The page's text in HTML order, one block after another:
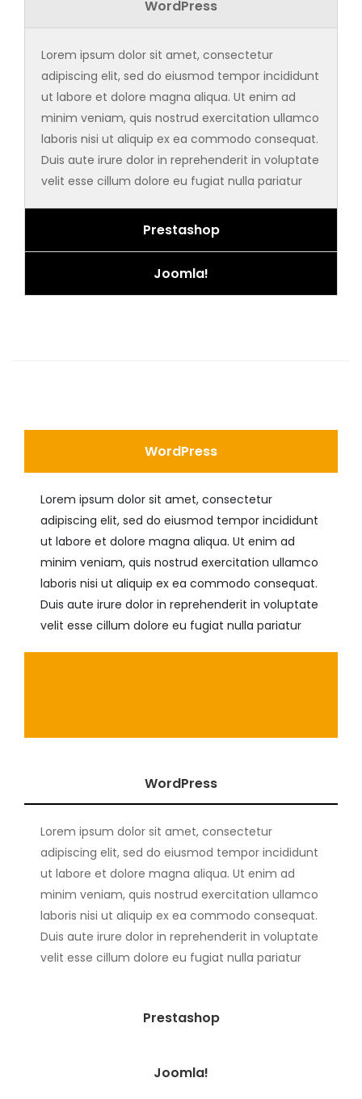
WordPress
Lorem ipsum dolor sit amet, consectetur
adipiscing elit, sed do eiusmod tempor incididunt
ut labore et dolore magna aliqua. Ut enim ad
minim veniam, quis nostrud exercitation ullamco
laboris nisi ut aliquip ex ea commodo consequat.
Duis aute irure dolor in reprehenderit in voluptate
velit esse cillum dolore eu fugiat nulla pariatur
Prestashop
Joomla!
WordPress
Lorem ipsum dolor sit amet, consectetur
adipiscing elit, sed do eiusmod tempor incididunt
ut labore et dolore magna aliqua. Ut enim ad
minim veniam, quis nostrud exercitation ullamco
laboris nisi ut aliquip ex ea commodo consequat.
Duis aute irure dolor in reprehenderit in voluptate
velit esse cillum dolore eu fugiat nulla pariatur
WordPress
Lorem ipsum dolor sit amet, consectetur
adipiscing elit, sed do eiusmod tempor incididunt
ut labore et dolore magna aliqua. Ut enim ad
minim veniam, quis nostrud exercitation ullamco
laboris nisi ut aliquip ex ea commodo consequat.
Duis aute irure dolor in reprehenderit in voluptate
velit esse cillum dolore eu fugiat nulla pariatur
Prestashop
Joomla!